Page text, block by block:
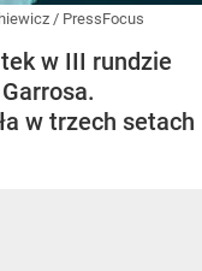
/ PressFocus
w III rundzie
w trzech setach